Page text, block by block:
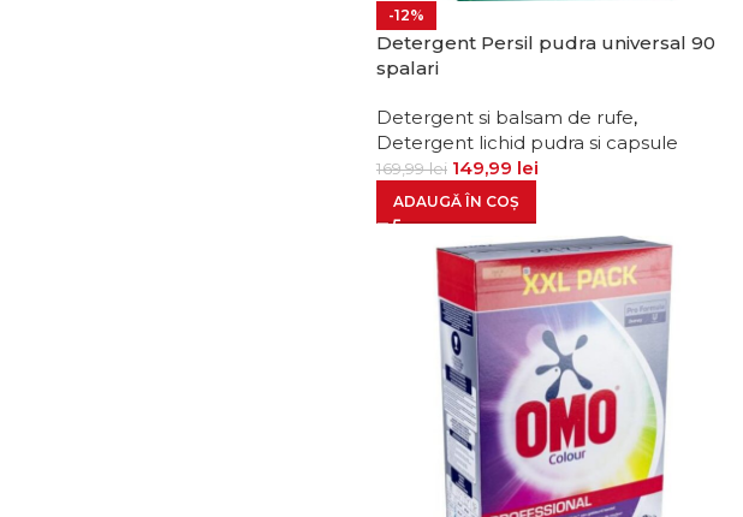
-12%
Detergent Persil pudra universal 90
spalari
Detergent si balsam de rufe,
Detergent lichid pudra si capsule
169,99lei 149,99 lei
ADAUGĂ ÎN COȘ